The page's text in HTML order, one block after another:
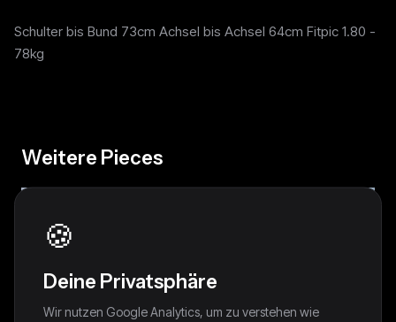
Schulter bis Bund 73cm Achsel bis Achsel 64cm Fitpic 1.80 -
78kg
Weitere Pieces
🍪
Deine Privatsphäre
Wir nutzen Google Analytics, um zu verstehen wie